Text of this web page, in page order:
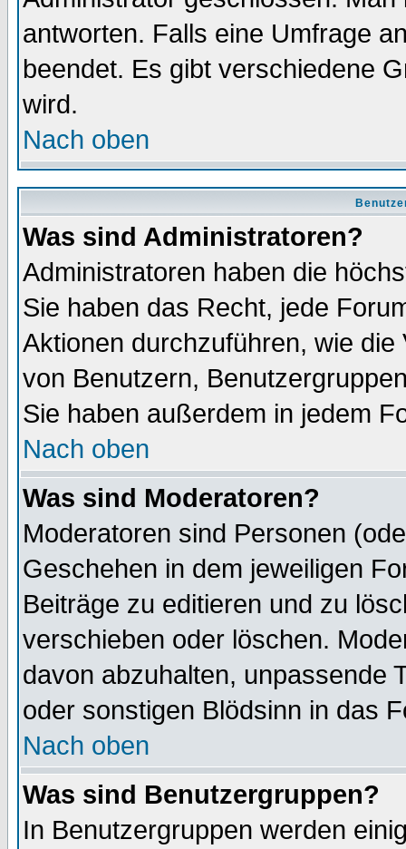
antworten. Falls eine Umfrage
beendet. Es gibt verschiedene
wird.
Nach oben
Was sind Administratoren?
Administratoren haben die
Sie haben das Recht, jede
Aktionen durchzuführen, wie
von Benutzern,
Sie haben außerdem in jedem
Nach oben
Was sind Moderatoren?
Moderatoren sind Personen
Geschehen in dem jeweiligen
Beiträge zu editieren und zu
verschieben oder löschen.
davon abzuhalten, unpassende
oder sonstigen Blödsinn in das
Nach oben
Was sind Benutzergruppen?
In Benutzergruppen werden